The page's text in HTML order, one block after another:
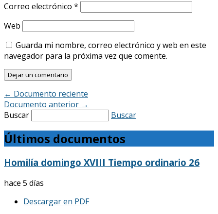
Correo electrónico *
Web
Guarda mi nombre, correo electrónico y web en este
navegador para la próxima vez que comente.
← Documento reciente
Documento anterior →
Buscar
Buscar
Últimos documentos
Homilía domingo XVIII Tiempo ordinario 26
hace 5 días
Descargar en PDF